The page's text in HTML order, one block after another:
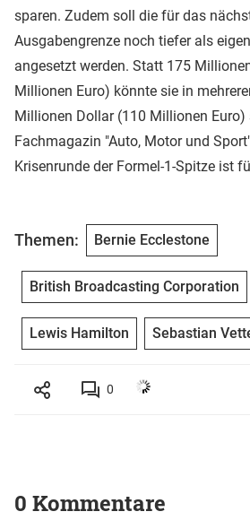
sparen. Zudem soll die für das
Ausgabengrenze noch tiefer als
angesetzt werden. Statt 175
Millionen Euro) könnte sie in
Millionen Dollar (110 Millionen Euro)
Fachmagazin "Auto, Motor und
Krisenrunde der Formel-1-Spitze ist
Themen: Bernie Ecclestone
British Broadcasting Corporation
Lewis Hamilton Sebastian
0
0 Kommentare